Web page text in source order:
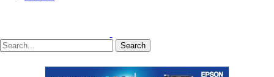
Search